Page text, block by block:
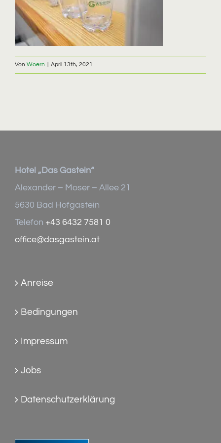
Von Woern April 13th, 2021
Hotel „Das Gastein“
Alexander – Moser – Allee 21
5630 Bad Hofgastein
Telefon +43 6432 7581 0
office@dasgastein.at
Anreise
Bedingungen
Impressum
Jobs
Datenschutzerklärung